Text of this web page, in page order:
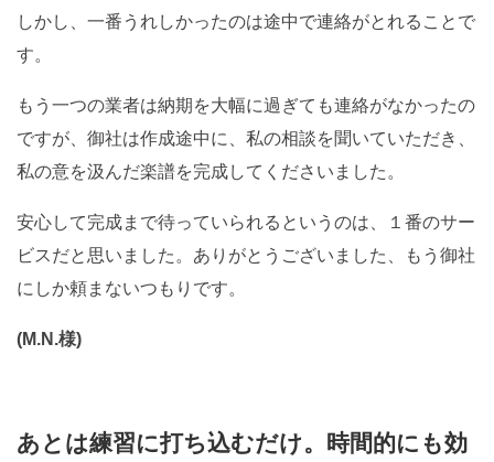
しかし、一番うれしかったのは途中で連絡がとれることで
す。
もう一つの業者は納期を大幅に過ぎても連絡がなかったの
ですが、御社は作成途中に、私の相談を聞いていただき、
私の意を汲んだ楽譜を完成してくださいました。
安心して完成まで待っていられるというのは、１番のサー
ビスだと思いました。ありがとうございました、もう御社
にしか頼まないつもりです。
(M.N.様)
あとは練習に打ち込むだけ。時間的にも効